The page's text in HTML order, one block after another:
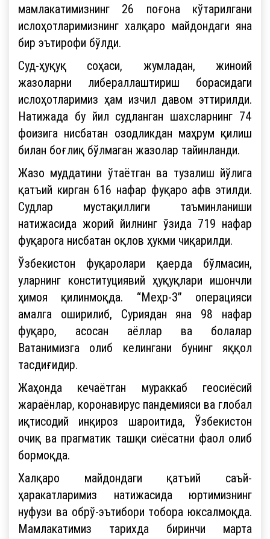
мамлакатимизнинг 26 поғона кўтарилгани
ислоҳотларимизнинг халқаро майдондаги яна
бир эътирофи бўлди.
Суд-ҳуқуқ соҳаси, жумладан, жиноий
жазоларни либераллаштириш борасидаги
ислоҳотларимиз ҳам изчил давом эттирилди.
Натижада бу йил судланган шахсларнинг 74
фоизига нисбатан озодликдан маҳрум қилиш
билан боғлиқ бўлмаган жазолар тайинланди.
Жазо муддатини ўтаётган ва тузалиш йўлига
қатъий кирган 616 нафар фуқаро афв этилди.
Судлар мустақиллиги таъминланиши
натижасида жорий йилнинг ўзида 719 нафар
фуқарога нисбатан оқлов ҳукми чиқарилди.
Ўзбекистон фуқаролари қаерда бўлмасин,
уларнинг конституциявий ҳуқуқлари ишончли
ҳимоя қилинмоқда. “Меҳр-3” операцияси
амалга оширилиб, Суриядан яна 98 нафар
фуқаро, асосан аёллар ва болалар
Ватанимизга олиб келингани бунинг яққол
тасдиғидир.
Жаҳонда кечаётган мураккаб геосиёсий
жараёнлар, коронавирус пандемияси ва глобал
иқтисодий инқироз шароитида, Ўзбекистон
очиқ ва прагматик ташқи сиёсатни фаол олиб
бормоқда.
Халқаро майдондаги қатъий саъй-
ҳаракатларимиз натижасида юртимизнинг
нуфузи ва обрў-эътибори тобора юксалмоқда.
Мамлакатимиз тарихда биринчи марта